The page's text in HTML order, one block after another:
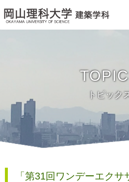
トピック
「第31回ワンデーエクサ